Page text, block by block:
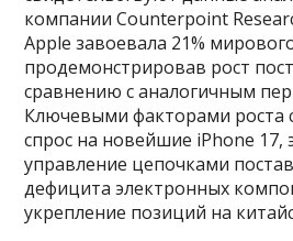
компании Counterpoint
Apple завоевала 21%
продемонстрировав рост
сравнению с аналогичным
Ключевыми факторами роста
спрос на новейшие iPhone 17,
управление цепочками
дефицита электронных
укрепление позиций на